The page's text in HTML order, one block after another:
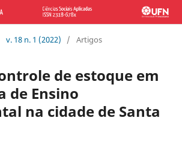
v. 18 n. 1 (2022) / Artigos
de estoque em
de Ensino
na cidade de Santa